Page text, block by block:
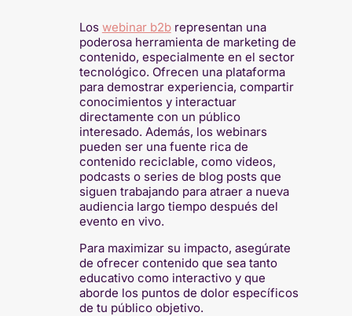
Los webinar b2brepresentan una
poderosa herramienta de marketing de
contenido, especialmente en el sector
tecnológico. Ofrecen una plataforma
para demostrar experiencia, compartir
conocimientos y interactuar
directamente con un público
interesado. Además, los webinars
pueden ser una fuente rica de
contenido reciclable, como videos,
podcasts o series de blog posts que
siguen trabajando para atraer a nueva
audiencia largo tiempo después del
evento en vivo.
Para maximizar su impacto, asegúrate
de ofrecer contenido que sea tanto
educativo como interactivo y que
aborde los puntos de dolor específicos
de tu público objetivo.